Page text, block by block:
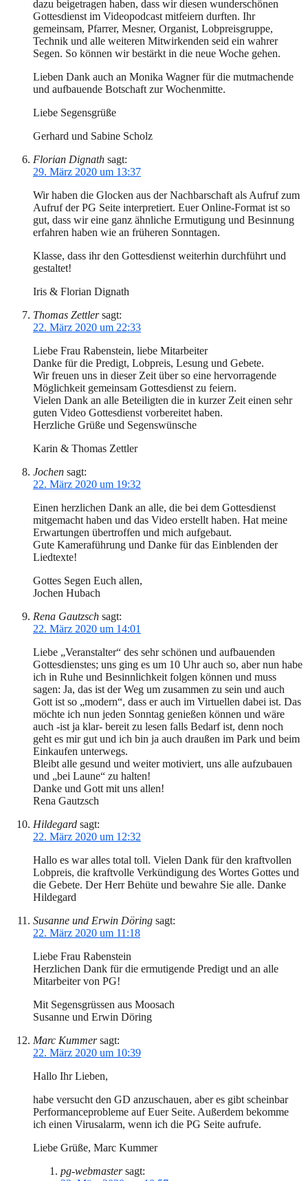
dazu beigetragen haben, dass wir diesen wunderschönen
Gottesdienst im Videopodcast mitfeiern durften. Ihr
gemeinsam, Pfarrer, Mesner, Organist, Lobpreisgruppe,
Technik und alle weiteren Mitwirkenden seid ein wahrer
Segen. So können wir bestärkt in die neue Woche gehen.
Lieben Dank auch an Monika Wagner für die mutmachende
und aufbauende Botschaft zur Wochenmitte.
Liebe Segensgrüße
Gerhard und Sabine Scholz
Florian Dignath sagt:
29. März 2020 um 13:37
Wir haben die Glocken aus der Nachbarschaft als Aufruf zum
Aufruf der PG Seite interpretiert. Euer Online-Format ist so
gut, dass wir eine ganz ähnliche Ermutigung und Besinnung
erfahren haben wie an früheren Sonntagen.
Klasse, dass ihr den Gottesdienst weiterhin durchführt und
gestaltet!
Iris & Florian Dignath
Thomas Zettler sagt:
22. März 2020 um 22:33
Liebe Frau Rabenstein, liebe Mitarbeiter
Danke für die Predigt, Lobpreis, Lesung und Gebete.
Wir freuen uns in dieser Zeit über so eine hervorragende
Möglichkeit gemeinsam Gottesdienst zu feiern.
Vielen Dank an alle Beteiligten die in kurzer Zeit einen sehr
guten Video Gottesdienst vorbereitet haben.
Herzliche Grüße und Segenswünsche
Karin & Thomas Zettler
Jochen sagt:
22. März 2020 um 19:32
Einen herzlichen Dank an alle, die bei dem Gottesdienst
mitgemacht haben und das Video erstellt haben. Hat meine
Erwartungen übertroffen und mich aufgebaut.
Gute Kameraführung und Danke für das Einblenden der
Liedtexte!
Gottes Segen Euch allen,
Jochen Hubach
Rena Gautzsch sagt:
22. März 2020 um 14:01
Liebe „Veranstalter“ des sehr schönen und aufbauenden
Gottesdienstes; uns ging es um 10 Uhr auch so, aber nun habe
ich in Ruhe und Besinnlichkeit folgen können und muss
sagen: Ja, das ist der Weg um zusammen zu sein und auch
Gott ist so „modern“, dass er auch im Virtuellen dabei ist. Das
möchte ich nun jeden Sonntag genießen können und wäre
auch -ist ja klar- bereit zu lesen falls Bedarf ist, denn noch
geht es mir gut und ich bin ja auch draußen im Park und beim
Einkaufen unterwegs.
Bleibt alle gesund und weiter motiviert, uns alle aufzubauen
und „bei Laune“ zu halten!
Danke und Gott mit uns allen!
Rena Gautzsch
Hildegard sagt:
22. März 2020 um 12:32
Hallo es war alles total toll. Vielen Dank für den kraftvollen
Lobpreis, die kraftvolle Verkündigung des Wortes Gottes und
die Gebete. Der Herr Behüte und bewahre Sie alle. Danke
Hildegard
Susanne und Erwin Döring sagt:
22. März 2020 um 11:18
Liebe Frau Rabenstein
Herzlichen Dank für die ermutigende Predigt und an alle
Mitarbeiter von PG!
Mit Segensgrüssen aus Moosach
Susanne und Erwin Döring
Marc Kummer sagt:
22. März 2020 um 10:39
Hallo Ihr Lieben,
habe versucht den GD anzuschauen, aber es gibt scheinbar
Performanceprobleme auf Euer Seite. Außerdem bekomme
ich einen Virusalarm, wenn ich die PG Seite aufrufe.
Liebe Grüße, Marc Kummer
pg-webmaster sagt: